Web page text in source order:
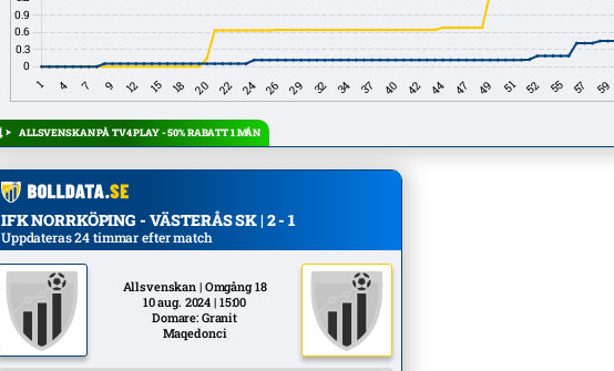
ALLSVENSKAN PÅ TV4 PLAY - 50% RABATT 1 MÅN
IFK NORRKÖPING - VÄSTERÅS SK | 2 - 1
Uppdateras 24 timmar efter match
Allsvenskan | Omgång 18
10 aug. 2024 | 15:00
Domare: Granit
Maqedonci